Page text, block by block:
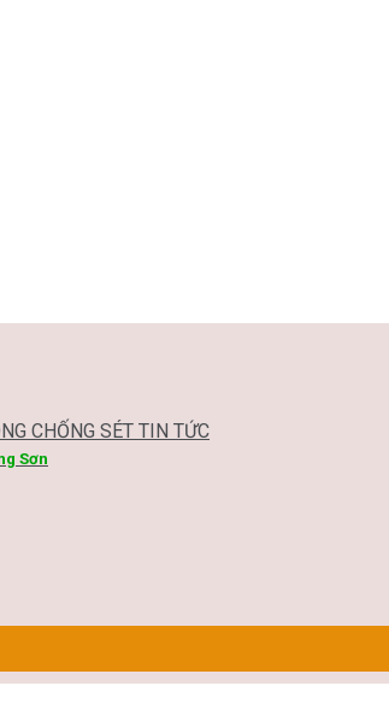
CHỐNG SÉT TIN TỨC
Sơn